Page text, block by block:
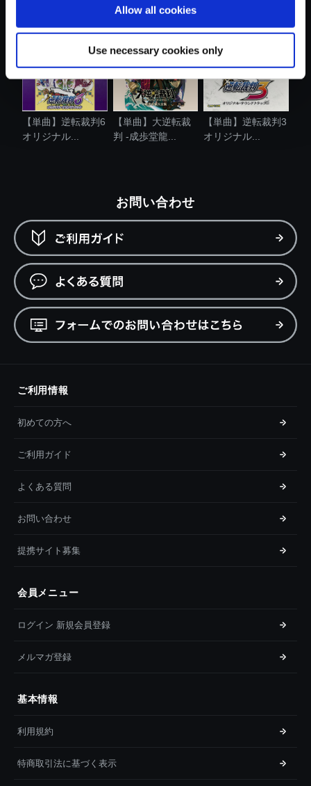
Allow all cookies
Use necessary cookies only
【単曲】逆転裁判6
オリジナル...
【単曲】大逆転裁
判 -成歩堂龍...
【単曲】逆転裁判3
オリジナル...
お問い合わせ
ご利用情報
初めての方へ
ご利用ガイド
よくある質問
お問い合わせ
提携サイト募集
会員メニュー
ログイン 新規会員登録
メルマガ登録
基本情報
利用規約
特商取引法に基づく表示